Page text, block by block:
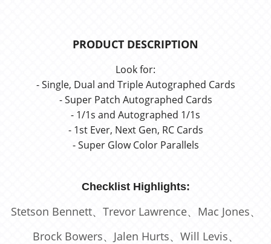
PRODUCT DESCRIPTION
Look for:
- Single, Dual and Triple Autographed Cards
- Super Patch Autographed Cards
- 1/1s and Autographed 1/1s
- 1st Ever, Next Gen, RC Cards
- Super Glow Color Parallels
Checklist Highlights:
Stetson Bennett、Trevor Lawrence、Mac Jones、
Brock Bowers、Jalen Hurts、Will Levis、